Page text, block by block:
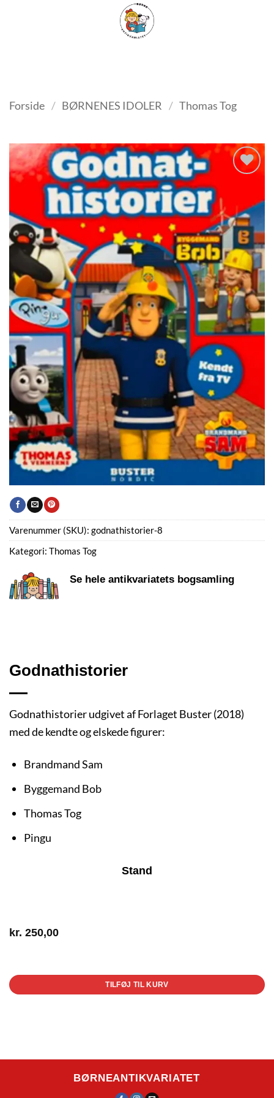
FILTER
Forside / BØRNENES IDOLER / Thomas Tog
favorit
Varenummer (SKU): godnathistorier-8
Kategori: Thomas Tog
Se hele antikvariatets bogsamling
Godnathistorier
Godnathistorier udgivet af Forlaget Buster (2018)
med de kendte og elskede figurer:
Brandmand Sam
Byggemand Bob
Thomas Tog
Pingu
Stand
kr. 250,00
TILFØJ TIL KURV
BØRNEANTIKVARIATET